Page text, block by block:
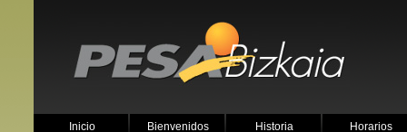
Inicio Bienvenidos Historia Horarios